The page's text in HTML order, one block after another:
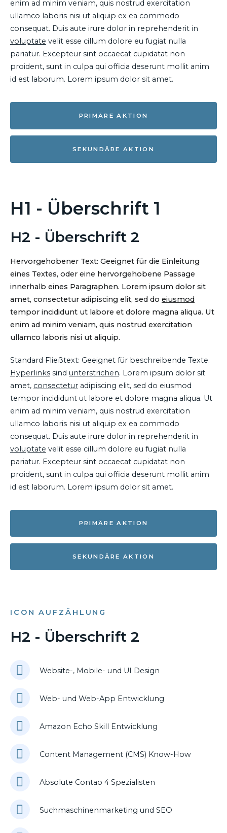
enim ad minim veniam, quis nostrud exercitation
ullamco laboris nisi ut aliquip ex ea commodo
consequat. Duis aute irure dolor in reprehenderit in
voluptate velit esse cillum dolore eu fugiat nulla
pariatur. Excepteur sint occaecat cupidatat non
proident, sunt in culpa qui officia deserunt mollit anim
id est laborum. Lorem ipsum dolor sit amet.
PRIMÄRE AKTION
SEKUNDÄRE AKTION
H1 - Überschrift 1
H2 - Überschrift 2
Hervorgehobener Text: Geeignet für die Einleitung
eines Textes, oder eine hervorgehobene Passage
innerhalb eines Paragraphen. Lorem ipsum dolor sit
amet, consectetur adipiscing elit, sed do eiusmod
tempor incididunt ut labore et dolore magna aliqua. Ut
enim ad minim veniam, quis nostrud exercitation
ullamco laboris nisi ut aliquip.
Standard Fließtext: Geeignet für beschreibende Texte.
Hyperlinks sind unterstrichen. Lorem ipsum dolor sit
amet, consectetur adipiscing elit, sed do eiusmod
tempor incididunt ut labore et dolore magna aliqua. Ut
enim ad minim veniam, quis nostrud exercitation
ullamco laboris nisi ut aliquip ex ea commodo
consequat. Duis aute irure dolor in reprehenderit in
voluptate velit esse cillum dolore eu fugiat nulla
pariatur. Excepteur sint occaecat cupidatat non
proident, sunt in culpa qui officia deserunt mollit anim
id est laborum. Lorem ipsum dolor sit amet.
PRIMÄRE AKTION
SEKUNDÄRE AKTION
ICON AUFZÄHLUNG
H2 - Überschrift 2
Website-, Mobile- und UI Design
Web- und Web-App Entwicklung
Amazon Echo Skill Entwicklung
Content Management (CMS) Know-How
Absolute Contao 4 Spezialisten
Suchmaschinenmarketing und SEO